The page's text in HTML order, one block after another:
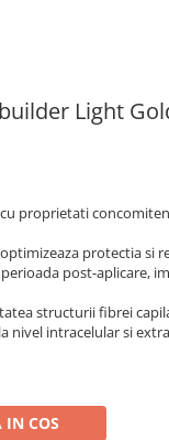
Light
proprietati
protectia si
post-aplicare,
structurii fibrei
nivel intracelular si
IN COS